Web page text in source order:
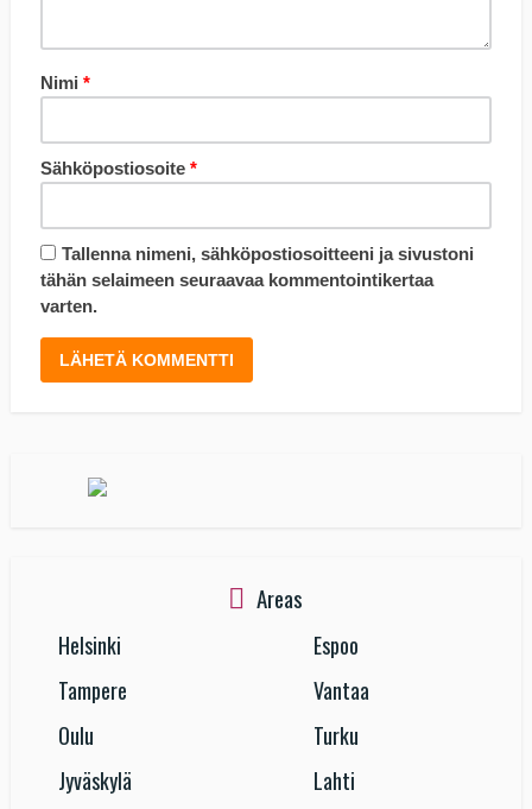
Nimi *
Sähköpostiosoite *
Tallenna nimeni, sähköpostiosoitteeni ja sivustoni
tähän selaimeen seuraavaa kommentointikertaa
varten.
Areas
Helsinki
Espoo
Tampere
Vantaa
Oulu
Turku
Jyväskylä
Lahti